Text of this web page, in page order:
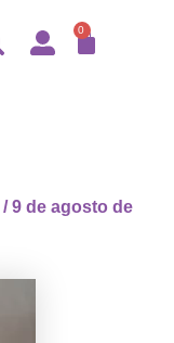
0
/9 de agosto de